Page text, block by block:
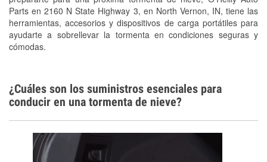
Parts en 2160 N State Highway 3, en North Vernon, IN, tiene las
herramientas, accesorios y dispositivos de carga portátiles para
ayudarte a sobrellevar la tormenta en condiciones seguras y
cómodas.
Tornado Supplies
Conoce más
¿Cuáles son los suministros esenciales para
conducir en una tormenta de nieve?